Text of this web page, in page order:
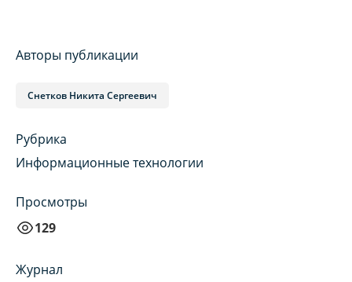
Авторы публикации
Снетков Никита Сергеевич
Рубрика
Информационные технологии
Просмотры
129
Журнал